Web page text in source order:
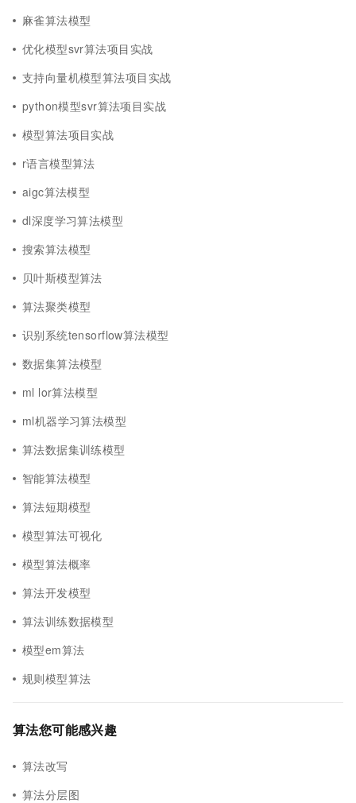
麻雀算法模型
优化模型svr算法项目实战
支持向量机模型算法项目实战
python模型svr算法项目实战
模型算法项目实战
r语言模型算法
aigc算法模型
dl深度学习算法模型
搜索算法模型
贝叶斯模型算法
算法聚类模型
识别系统tensorflow算法模型
数据集算法模型
ml lor算法模型
ml机器学习算法模型
算法数据集训练模型
智能算法模型
算法短期模型
模型算法可视化
模型算法概率
算法开发模型
算法训练数据模型
模型em算法
规则模型算法
算法您可能感兴趣
算法改写
算法分层图